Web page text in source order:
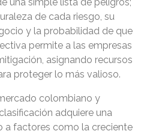
de cada riesgo, su
y la probabilidad de que
permite a las empresas
asignando recursos
proteger lo más valioso.
colombiano y
adquiere una
a factores como la creciente